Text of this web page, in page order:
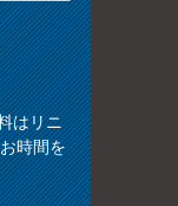
はリニ
時間を